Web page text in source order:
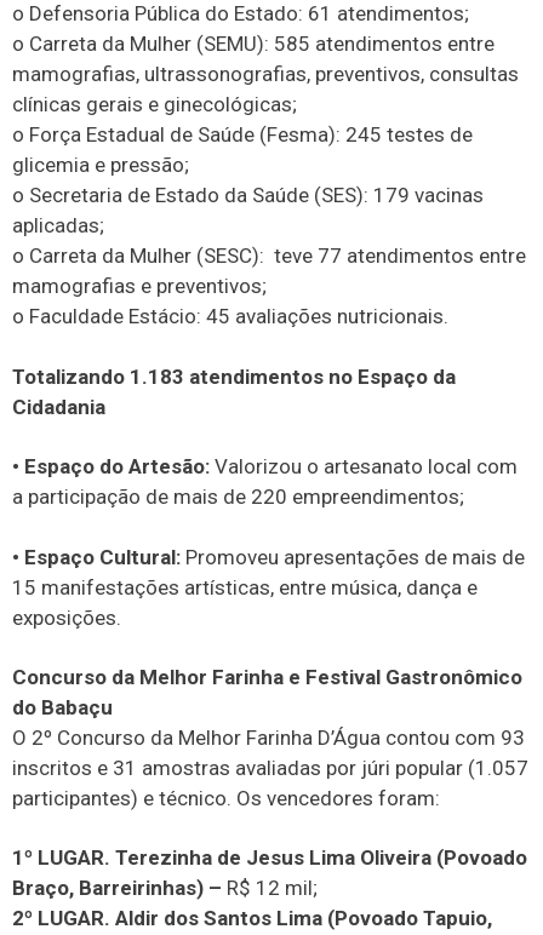
o Defensoria Pública do Estado: 61 atendimentos;
o Carreta da Mulher (SEMU): 585 atendimentos entre
mamografias, ultrassonografias, preventivos, consultas
clínicas gerais e ginecológicas;
o Força Estadual de Saúde (Fesma): 245 testes de
glicemia e pressão;
o Secretaria de Estado da Saúde (SES): 179 vacinas
aplicadas;
o Carreta da Mulher (SESC): teve 77 atendimentos entre
mamografias e preventivos;
o Faculdade Estácio: 45 avaliações nutricionais.
Totalizando 1.183 atendimentos no Espaço da
Cidadania
• Espaço do Artesão: Valorizou o artesanato local com
a participação de mais de 220 empreendimentos;
• Espaço Cultural: Promoveu apresentações de mais de
15 manifestações artísticas, entre música, dança e
exposições.
Concurso da Melhor Farinha e Festival Gastronômico
do Babaçu
O 2º Concurso da Melhor Farinha D’Água contou com 93
inscritos e 31 amostras avaliadas por júri popular (1.057
participantes) e técnico. Os vencedores foram:
1º LUGAR. Terezinha de Jesus Lima Oliveira (Povoado
Braço, Barreirinhas) – R$ 12 mil;
2º LUGAR. Aldir dos Santos Lima (Povoado Tapuio,